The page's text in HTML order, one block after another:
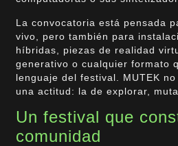
La convocatoria está pensada
vivo, pero también para
híbridas, piezas de realidad
generativo o cualquier formato
lenguaje del festival. MUTEK
una actitud: la de explorar,
Un festival que
comunidad